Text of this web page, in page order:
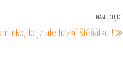
NÁSLEDUJÍCÍ
to je ale hezké štěňátko!!